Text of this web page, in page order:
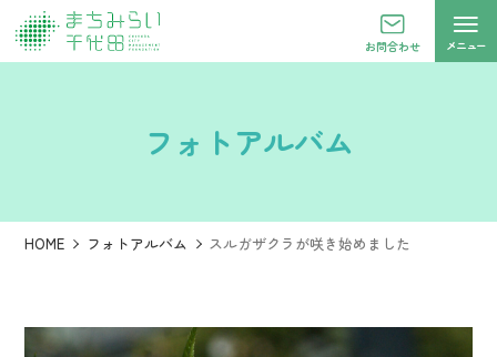
お問合わせ メニュー
フォトアルバム
HOME フォトアルバム スルガザクラが咲き始めました